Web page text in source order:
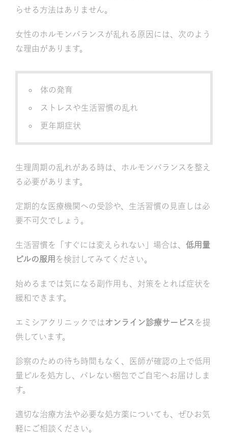
らせる方法はありません。
女性のホルモンバランスが乱れる原因には、次のよう
な理由があります。
体の発育
ストレスや生活習慣の乱れ
更年期症状
生理周期の乱れがある時は、ホルモンバランスを整え
る必要があります。
定期的な医療機関への受診や、生活習慣の見直しは必
要不可欠でしょう。
生活習慣を「すぐには変えられない」場合は、 低用量
ピルの服用 を検討してみてください。
始めるまでは気になる副作用も、対策をとれば症状を
緩和できます。
エミシアクリニックではオンライン診療サービス を提
供しています。
診察のための待ち時間もなく、医師が確認の上で低用
量ピルを処方し、バレない梱包でご自宅へお届けしま
す。
適切な治療方法や必要な処方薬についても、ぜひお気
軽にご相談ください。